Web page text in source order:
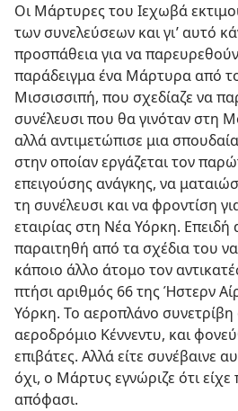
Οι Μάρτυρες του Ιεχωβά
των συνελεύσεων και γι’ αυτό
προσπάθεια για να
παράδειγμα ένα Μάρτυρα από
Μισσισσιπή, που σχεδίαζε να
συνέλευσι που θα γινόταν στη
αλλά αντιμετώπισε μια
στην οποίαν εργάζεται τον
επειγούσης ανάγκης, να
τη συνέλευσι και να φροντίση
εταιρίας στη Νέα Υόρκη.
παραιτηθή από τα σχέδια του
κάποιο άλλο άτομο τον
πτήσι αριθμός 66 της Ήστερν
Υόρκη. Το αεροπλάνο
αεροδρόμιο Κέννεντυ, και
επιβάτες. Αλλά είτε συνέβαινε
όχι, ο Μάρτυς εγνώριζε ότι
απόφασι.